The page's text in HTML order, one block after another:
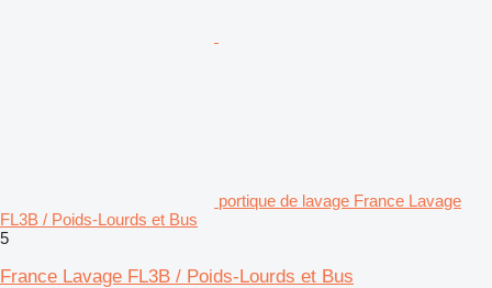
portique de lavage France Lavage
FL3B / Poids-Lourds et Bus
5
France Lavage FL3B / Poids-Lourds et Bus